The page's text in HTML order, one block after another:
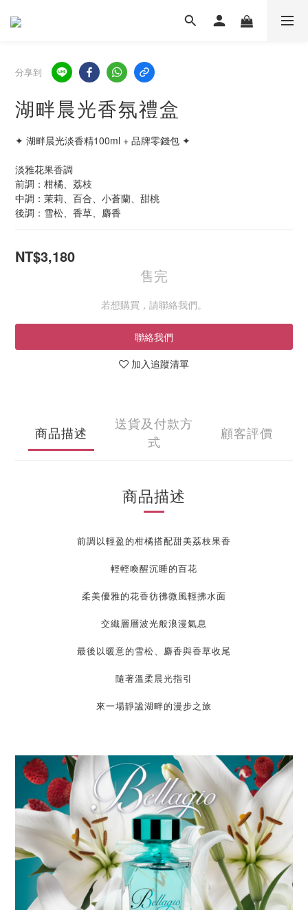
分享到
湖畔晨光香氛禮盒
✦ 湖畔晨光淡香精100ml + 品牌零錢包 ✦
淡雅花果香調
前調：柑橘、荔枝
中調：茉莉、百合、小蒼蘭、甜桃
後調：雪松、香草、麝香
NT$3,180
售完
若想購買，請聯絡我們。
聯絡我們
加入追蹤清單
商品描述
送貨及付款方
式
顧客評價
商品描述
前調以輕盈的柑橘搭配甜美荔枝果香
輕輕喚醒沉睡的百花
柔美優雅的花香彷彿微風輕拂水面
交織層層波光般浪漫氣息
最後以暖意的雪松、麝香與香草收尾
隨著溫柔晨光指引
來一場靜謐湖畔的漫步之旅